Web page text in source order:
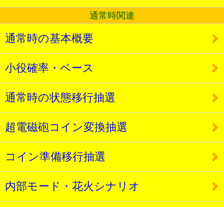
通常時関連
通常時の基本概要
小役確率・ベース
通常時の状態移行抽選
超電磁砲コイン変換抽選
コイン準備移行抽選
内部モード・花火シナリオ